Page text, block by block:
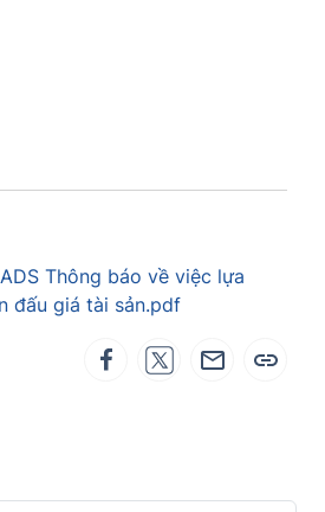
Thông báo về việc lựa
đấu giá tài sản.pdf